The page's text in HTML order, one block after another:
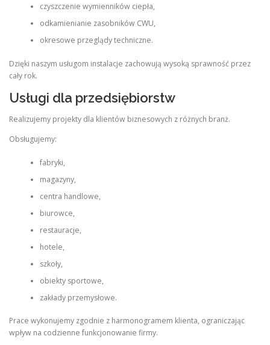
czyszczenie wymienników ciepła,
odkamienianie zasobników CWU,
okresowe przeglądy techniczne.
Dzięki naszym usługom instalacje zachowują wysoką sprawność przez
cały rok.
Usługi dla przedsiębiorstw
Realizujemy projekty dla klientów biznesowych z różnych branż.
Obsługujemy:
fabryki,
magazyny,
centra handlowe,
biurowce,
restauracje,
hotele,
szkoły,
obiekty sportowe,
zakłady przemysłowe.
Prace wykonujemy zgodnie z harmonogramem klienta, ograniczając
wpływ na codzienne funkcjonowanie firmy.